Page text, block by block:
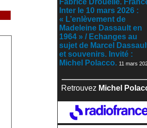
Fabrice Drouelle.
Inter le 10 mars 2026 :
« L’enlèvement de
Madeleine Dassault en
1964 » / Echanges au
sujet de Marcel
et souvenirs. Invité :
Michel Polacco. 11 mars
Retrouvez Michel